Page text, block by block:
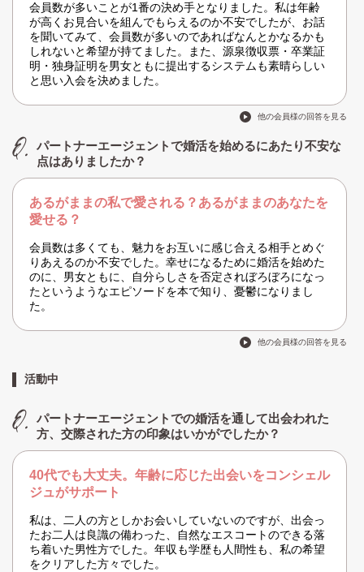
会員数が多いことが1番の決め手となりました。私は年齢
が高くお見合いを組んでもらえるのか不安でしたが、お話
を聞いてみて、会員数が多いのであればなんとかなるかも
しれないと希望が持てました。また、源泉徴収票・卒業証
明・独身証明を男女ともに提出するシステムも素晴らしい
と思い入会を決めました。
他の会員様の回答を見る
パートナーエージェントで婚活を始めるにあたり不安な
点はありましたか？
あるがままの私で愛される？あるがままのあなたを
愛せる？
会員数は多くても、魅力をお互いに感じ合える相手とめぐ
りあえるのか不安でした。幸せになるために婚活を始めた
のに、男女ともに、自分らしさを否定されぼろぼろになっ
たというようなエピソードを本で知り、憂鬱になりまし
た。
他の会員様の回答を見る
活動中
パートナーエージェントでの婚活を通して出会われた
方、交際された方の印象はいかがでしたか？
40代でも大丈夫。年齢に応じた出会いをコンシェル
ジュがサポート
私は、二人の方としかお会いしていないのですが、出会っ
たお二人は良識の備わった、自然なエスコートのできる落
ち着いた男性方でした。年収も学歴も人間性も、私の希望
をクリアした方々でした。